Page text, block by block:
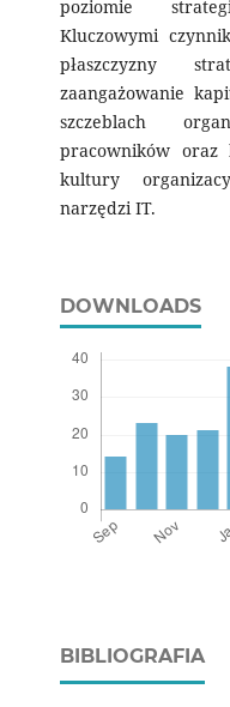
poziomie
Kluczowymi
płaszczyzny
zaangażowanie
szczeblach
pracowników
kultury
narzędzi IT.
DOWNLOADS
BIBLIOGRAFIA